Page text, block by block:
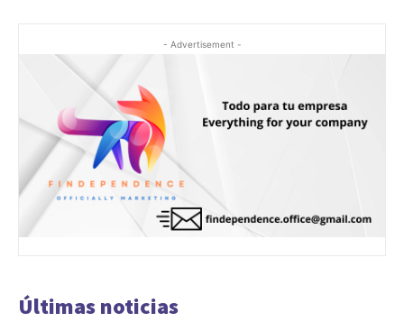
- Advertisement -
Últimas noticias